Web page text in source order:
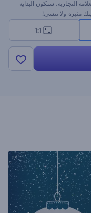
التجارية، ستكون البداية
مثيرة ولا تنسى!
1:1